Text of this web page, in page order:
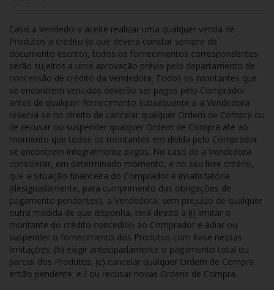
Caso a Vendedora aceite realizar uma qualquer venda de
Produtos a crédito (o que deverá constar sempre de
documento escrito), todos os fornecimentos correspondentes
serão sujeitos a uma aprovação prévia pelo departamento de
concessão de crédito da Vendedora. Todos os montantes que
se encontrem vencidos deverão ser pagos pelo Comprador
antes de qualquer fornecimento subsequente e a Vendedora
reserva-se no direito de cancelar qualquer Ordem de Compra ou
de recusar ou suspender qualquer Ordem de Compra até ao
momento que todos os montantes em dívida pelo Comprador
se encontrem integralmente pagos. No caso de a Vendedora
considerar, em determinado momento, e no seu livre critério,
que a situação financeira do Comprador é insatisfatória
(designadamente, para cumprimento das obrigações de
pagamento pendentes), a Vendedora, sem prejuízo de qualquer
outra medida de que disponha, terá direito a (i) limitar o
montante do crédito concedido ao Comprador e adiar ou
suspender o fornecimento dos Produtos com base nessas
limitações; (b) exigir antecipadamente o pagamento total ou
parcial dos Produtos; (c) cancelar qualquer Ordem de Compra
então pendente; e / ou recusar novas Ordens de Compra.